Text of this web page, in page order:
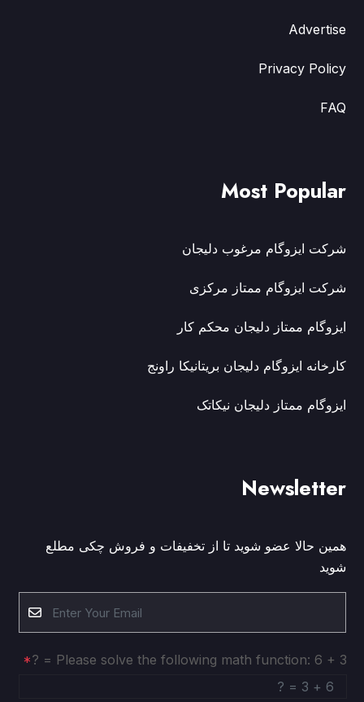
Advertise
Privacy Policy
FAQ
Most Popular
شرکت ایزوگام مرغوب دلیجان
شرکت ایزوگام ممتاز مرکزی
ایزوگام ممتاز دلیجان محکم کار
کارخانه ایزوگام دلیجان بریتانیکا راونج
ایزوگام ممتاز دلیجان نیکاتک
Newsletter
همین حالا عضو شوید تا از تخفیفات و فروش چکی مطلع
شوید
Please solve the following math function: 6 + 3 = ?